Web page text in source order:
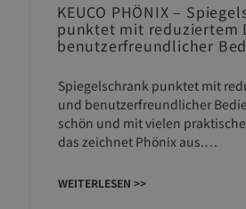
KEUCO PHÖNIX –
punktet mit reduziertem
benutzerfreundlicher
Spiegelschrank punktet mit
und benutzerfreundlicher
schön und mit vielen
das zeichnet Phönix aus.…
WEITERLESEN >>